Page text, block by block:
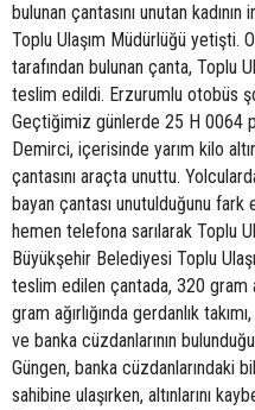
bulunan çantasını unutan
Toplu Ulaşım Müdürlüğü yetişti.
tarafından bulunan çanta, Toplu
teslim edildi. Erzurumlu otobüs
Geçtiğimiz günlerde 25 H 0064
Demirci, içerisinde yarım kilo
çantasını araçta unuttu.
bayan çantası unutulduğunu
hemen telefona sarılarak Toplu
Büyükşehir Belediyesi Toplu
teslim edilen çantada, 320 gram
gram ağırlığında gerdanlık
ve banka cüzdanlarının
Güngen, banka cüzdanlarındaki
sahibine ulaşırken, altınlarını